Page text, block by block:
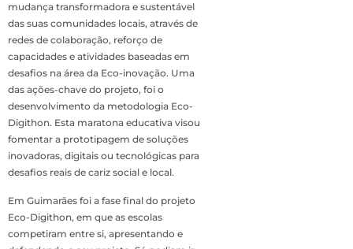
mudança transformadora e sustentável
das suas comunidades locais, através de
redes de colaboração, reforço de
capacidades e atividades baseadas em
desafios na área da Eco-inovação. Uma
das ações-chave do projeto, foi o
desenvolvimento da metodologia Eco-
Digithon. Esta maratona educativa visou
fomentar a prototipagem de soluções
inovadoras, digitais ou tecnológicas para
desafios reais de cariz social e local.
Em Guimarães foi a fase final do projeto
Eco-Digithon, em que as escolas
competiram entre si, apresentando e